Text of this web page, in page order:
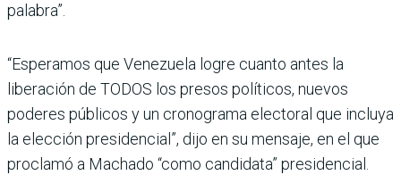
palabra”.
“Esperamos que Venezuela logre cuanto antes la
liberación de TODOS los presos políticos, nuevos
poderes públicos y un cronograma electoral que incluya
la elección presidencial”, dijo en su mensaje, en el que
proclamó a Machado “como candidata” presidencial.